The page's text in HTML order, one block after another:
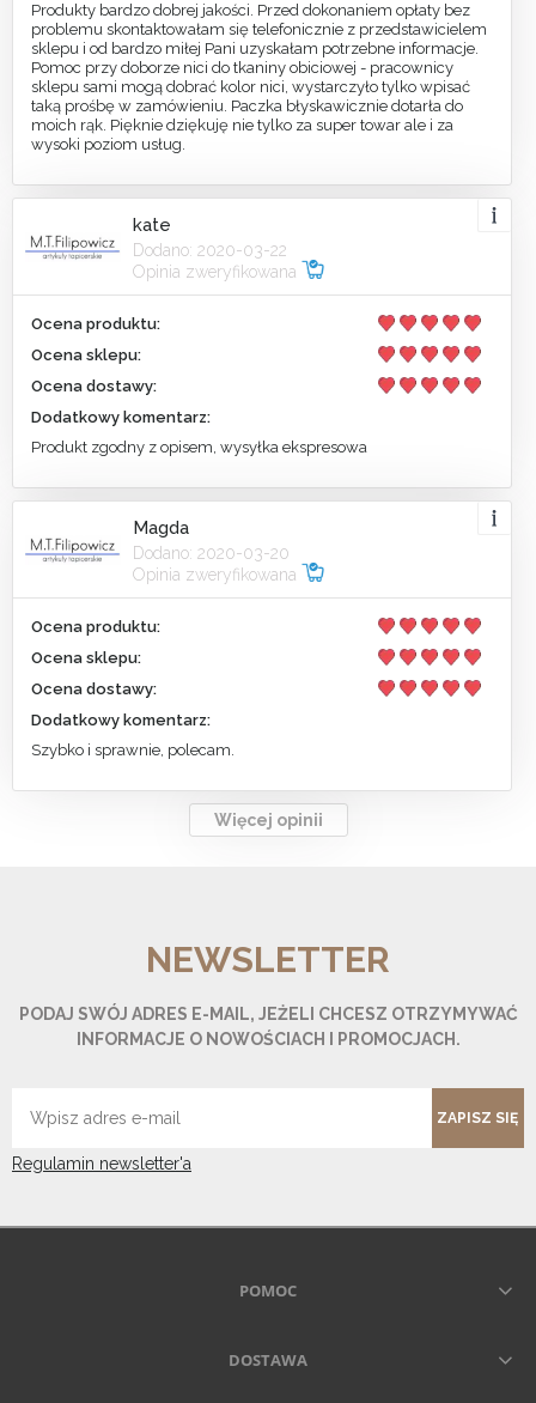
Produkty bardzo dobrej jakości. Przed dokonaniem opłaty bez
problemu skontaktowałam się telefonicznie z przedstawicielem
sklepu i od bardzo miłej Pani uzyskałam potrzebne informacje.
Pomoc przy doborze nici do tkaniny obiciowej - pracownicy
sklepu sami mogą dobrać kolor nici, wystarczyło tylko wpisać
taką prośbę w zamówieniu. Paczka błyskawicznie dotarła do
moich rąk. Pięknie dziękuję nie tylko za super towar ale i za
wysoki poziom usług.
kate
Dodano: 2020-03-22
Opinia zweryfikowana
Ocena produktu:
Ocena sklepu:
Ocena dostawy:
Dodatkowy komentarz:
Produkt zgodny z opisem, wysyłka ekspresowa
Magda
Dodano: 2020-03-20
Opinia zweryfikowana
Ocena produktu:
Ocena sklepu:
Ocena dostawy:
Dodatkowy komentarz:
Szybko i sprawnie, polecam.
Więcej opinii
NEWSLETTER
PODAJ SWÓJ ADRES E-MAIL, JEŻELI CHCESZ OTRZYMYWAĆ
INFORMACJE O NOWOŚCIACH I PROMOCJACH.
ZAPISZ SIĘ
Regulamin newsletter'a
POMOC
DOSTAWA